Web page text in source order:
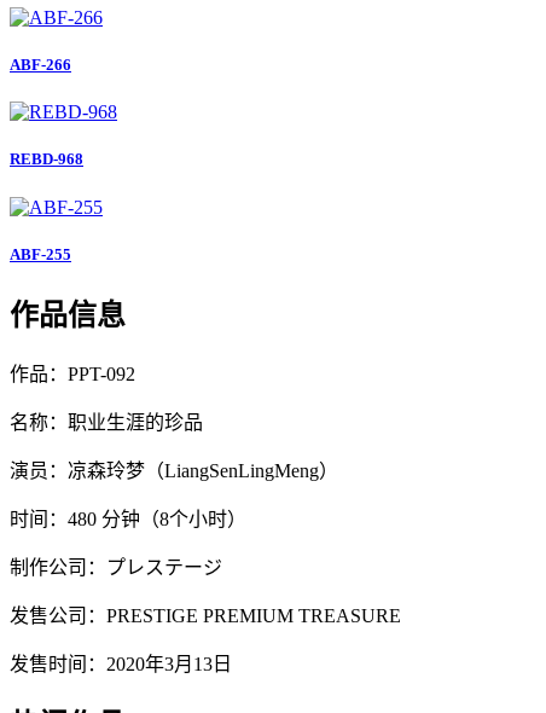
ABF-266
REBD-968
ABF-255
作品信息
作品：PPT-092
名称：职业生涯的珍品
演员：凉森玲梦（LiangSenLingMeng）
时间：480 分钟（8个小时）
制作公司：プレステージ
发售公司：PRESTIGE PREMIUM TREASURE
发售时间：2020年3月13日